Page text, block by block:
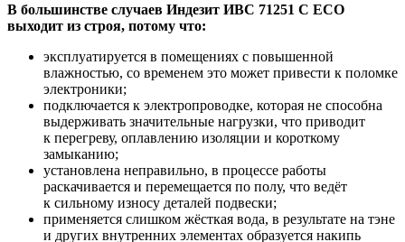
В большинстве случаев Индезит ИВС 71251 С ЕСО
выходит из строя, потому что:
эксплуатируется в помещениях с повышенной
влажностью, со временем это может привести к поломке
электроники;
подключается к электропроводке, которая не способна
выдерживать значительные нагрузки, что приводит
к перегреву, оплавлению изоляции и короткому
замыканию;
установлена неправильно, в процессе работы
раскачивается и перемещается по полу, что ведёт
к сильному износу деталей подвески;
применяется слишком жёсткая вода, в результате на тэне
и других внутренних элементах образуется накипь